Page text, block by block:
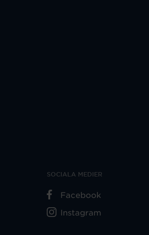
SOCIALA MEDIER
Facebook
Instagram